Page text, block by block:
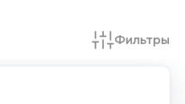
Фильтры